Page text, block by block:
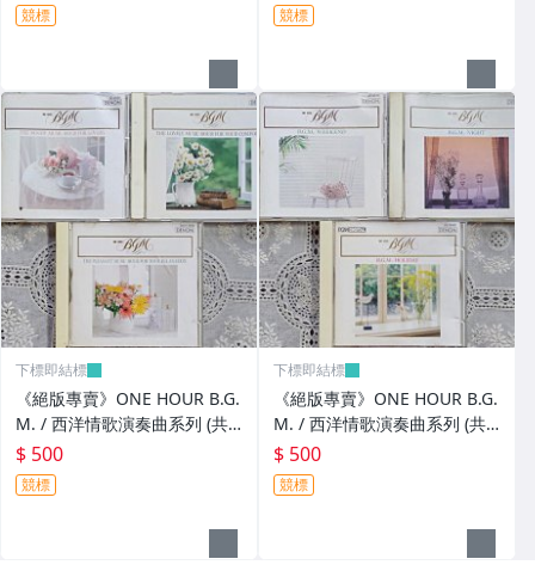
競標 競標
下標即結標
《絕版專賣》ONE HOUR B.G.
M. / 西洋情歌演奏曲系列 (共3
CD.日本Denon.無IFPI)
$ 500
競標
下標即結標
《絕版專賣》ONE HOUR B.G.
M. / 西洋情歌演奏曲系列 (共3
CD.日本Denon.無IFPI)
$ 500
競標